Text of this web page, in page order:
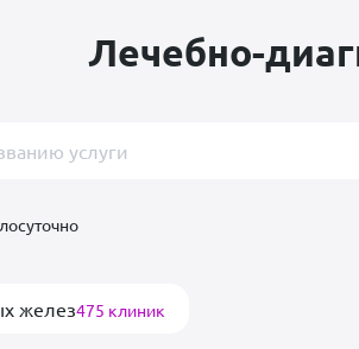
Лечебно-
желез475 клиник